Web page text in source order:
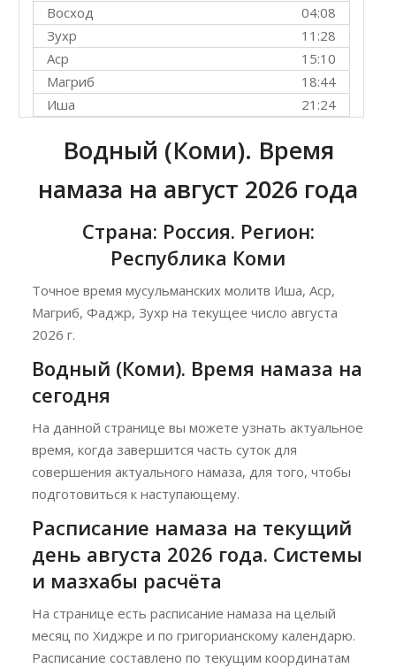
04:08
Восход
11:28
Зухр
15:10
Аср
18:44
Магриб
21:24
Иша
Водный (Коми). Время
намаза на август 2026 года
Страна: Россия. Регион:
Республика Коми
Точное время мусульманских молитв Иша, Аср,
Магриб, Фаджр, Зухр на текущее число августа
2026 г.
Водный (Коми). Время намаза на
сегодня
На данной странице вы можете узнать актуальное
время, когда завершится часть суток для
совершения актуального намаза, для того, чтобы
подготовиться к наступающему.
Расписание намаза на текущий
день августа 2026 года. Системы
и мазхабы расчёта
На странице есть расписание намаза на целый
месяц по Хиджре и по григорианскому календарю.
Расписание составлено по текущим координатам